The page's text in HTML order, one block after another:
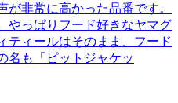
が非常に高かった品番です。
やっぱりフード好きなヤマグ
ティールはそのまま、フード
名も「ピットジャケッ